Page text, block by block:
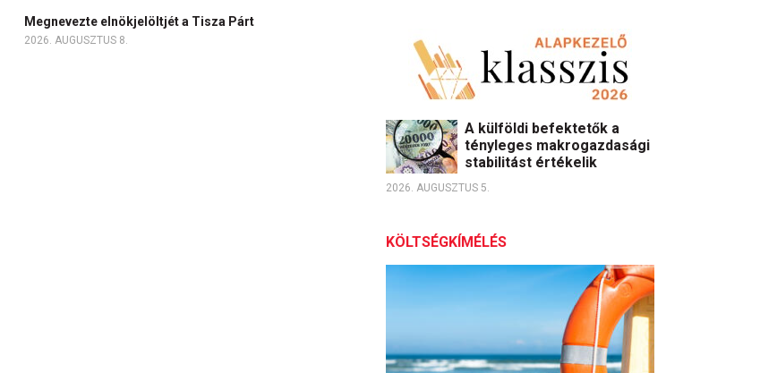
Megnevezte elnökjelöltjét a Tisza Párt
2026. AUGUSZTUS 8.
A külföldi befektetők a
tényleges makrogazdasági
stabilitást értékelik
2026. AUGUSZTUS 5.
KÖLTSÉGKÍMÉLÉS